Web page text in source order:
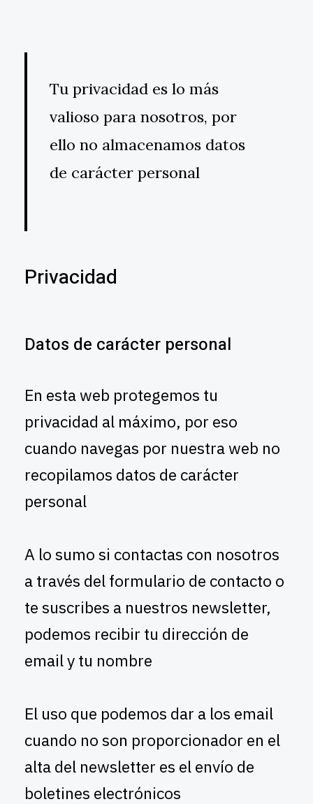
Tu privacidad es lo más
valioso para nosotros, por
ello no almacenamos datos
de carácter personal
Privacidad
Datos de carácter personal
En esta web protegemos tu
privacidad al máximo, por eso
cuando navegas por nuestra web no
recopilamos datos de carácter
personal
A lo sumo si contactas con nosotros
a través del formulario de contacto o
te suscribes a nuestros newsletter,
podemos recibir tu dirección de
email y tu nombre
El uso que podemos dar a los email
cuando no son proporcionador en el
alta del newsletter es el envío de
boletines electrónicos